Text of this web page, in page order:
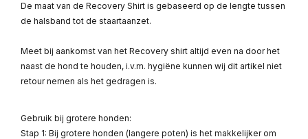
De maat van de Recovery Shirt is gebaseerd op de lengte tussen
de halsband tot de staartaanzet.
Meet bij aankomst van het Recovery shirt altijd even na door het
naast de hond te houden, i.v.m. hygiëne kunnen wij dit artikel niet
retour nemen als het gedragen is.
Gebruik bij grotere honden:
Stap 1: Bij grotere honden (langere poten) is het makkelijker om